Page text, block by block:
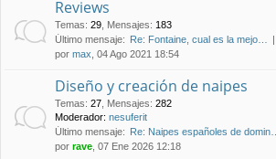
Reviews
Temas: 29 Mensajes: 183
Último mensaje: Re: Fontaine, cual es la mejo…
por max , 04 Ago 2021 18:54
Diseño y creación de naipes
Temas: 27 Mensajes: 282
Moderador: nesuferit
Último mensaje: Re: Naipes españoles de domin…
por rave , 07 Ene 2026 12:18